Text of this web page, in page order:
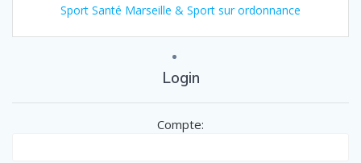
Sport Santé Marseille & Sport sur ordonnance
Login
Compte: